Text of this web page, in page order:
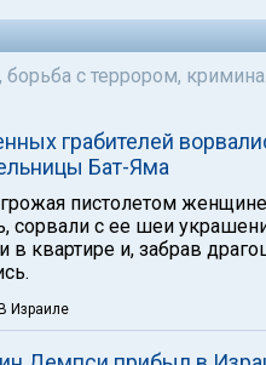
с террором,
грабителей
Бат-Яма
пистолетом
сорвали с ее шеи
квартире и, забрав
Израиле